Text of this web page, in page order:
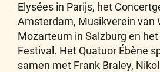
Elysées in Parijs, het
Amsterdam, Musikverein van
Mozarteum in Salzburg en
Festival. Het Quatuor Ébène
samen met Frank Braley,